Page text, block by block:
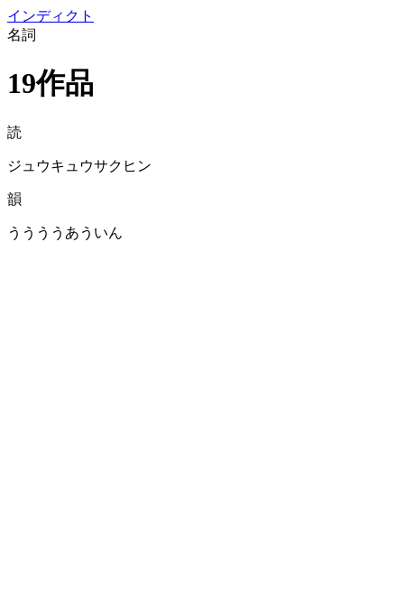
インディクト
名詞
19作品
読
ジュウキュウサクヒン
韻
ううううあういん